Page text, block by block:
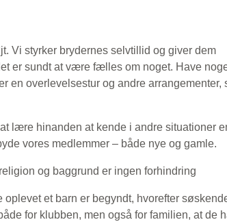
Vi styrker brydernes selvtillid og giver dem
er sundt at være fælles om noget. Have
en overlevelsestur og andre arrangementer,
lære hinanden at kende i andre situationer
vores medlemmer – både nye og gamle.
og baggrund er ingen forhindring
et barn er begyndt, hvorefter
for klubben, men også for familien, at de